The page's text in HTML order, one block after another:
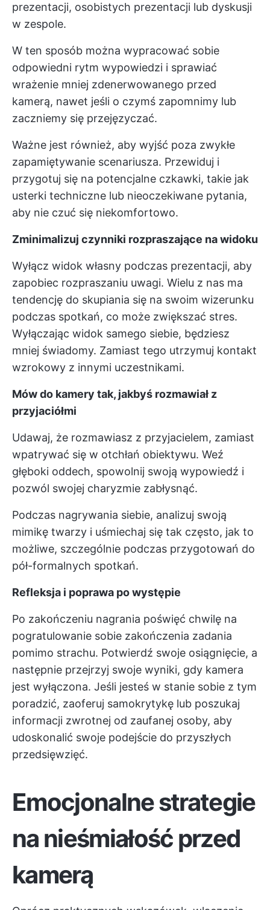
prezentacji, osobistych prezentacji lub dyskusji
w zespole.
W ten sposób można wypracować sobie
odpowiedni rytm wypowiedzi i sprawiać
wrażenie mniej zdenerwowanego przed
kamerą, nawet jeśli o czymś zapomnimy lub
zaczniemy się przejęzyczać.
Ważne jest również, aby wyjść poza zwykłe
zapamiętywanie scenariusza. Przewiduj i
przygotuj się na potencjalne czkawki, takie jak
usterki techniczne lub nieoczekiwane pytania,
aby nie czuć się niekomfortowo.
Zminimalizuj czynniki rozpraszające na widoku
Wyłącz widok własny podczas prezentacji, aby
zapobiec rozpraszaniu uwagi. Wielu z nas ma
tendencję do skupiania się na swoim wizerunku
podczas spotkań, co może zwiększać stres.
Wyłączając widok samego siebie, będziesz
mniej świadomy. Zamiast tego utrzymuj kontakt
wzrokowy z innymi uczestnikami.
Mów do kamery tak, jakbyś rozmawiał z
przyjaciółmi
Udawaj, że rozmawiasz z przyjacielem, zamiast
wpatrywać się w otchłań obiektywu. Weź
głęboki oddech, spowolnij swoją wypowiedź i
pozwól swojej charyzmie zabłysnąć.
Podczas nagrywania siebie, analizuj swoją
mimikę twarzy i uśmiechaj się tak często, jak to
możliwe, szczególnie podczas przygotowań do
pół-formalnych spotkań.
Refleksja i poprawa po występie
Po zakończeniu nagrania poświęć chwilę na
pogratulowanie sobie zakończenia zadania
pomimo strachu. Potwierdź swoje osiągnięcie, a
następnie przejrzyj swoje wyniki, gdy kamera
jest wyłączona. Jeśli jesteś w stanie sobie z tym
poradzić, zaoferuj samokrytykę lub poszukaj
informacji zwrotnej od zaufanej osoby, aby
udoskonalić swoje podejście do przyszłych
przedsięwzięć.
Emocjonalne strategie
na nieśmiałość przed
kamerą